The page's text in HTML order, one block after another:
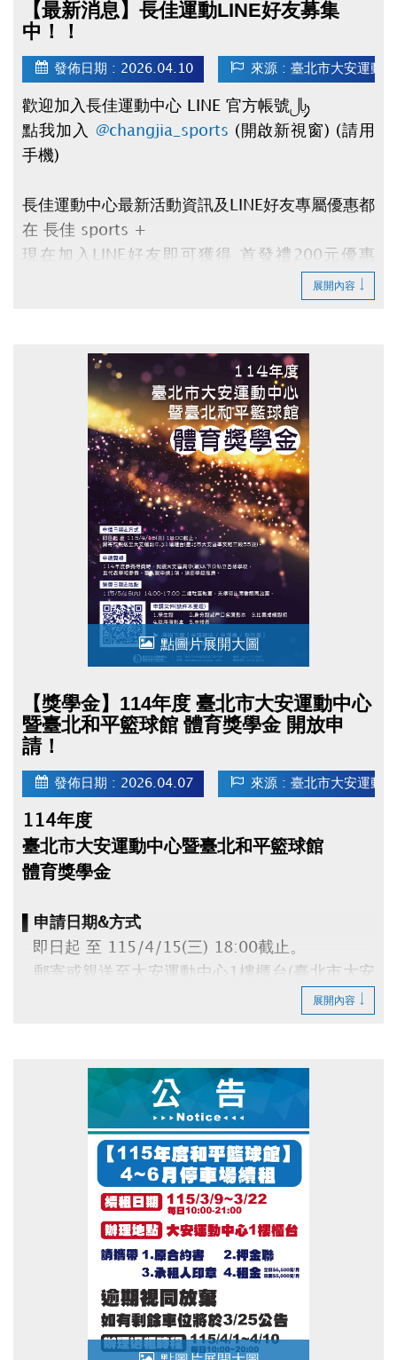
【最新消息】長佳運動LINE好友募集
中！！
發佈日期 : 2026.04.10 來源 : 臺北市大安運動
歡迎加入長佳運動中心 LINE 官方帳號：
點我加入 @changjia_sports (開啟新視窗) (請用
手機)
長佳運動中心最新活動資訊及LINE好友專屬優惠都
在 長佳 sports +
現在加入 LINE好友 即可獲得 首發禮200元優惠
展開內容
點圖片展開大圖
【獎學金】114年度 臺北市大安運動中心
暨臺北和平籃球館 體育獎學金 開放申
請！
發佈日期 : 2026.04.07 來源 : 臺北市大安運動
114年度
臺北市大安運動中心暨臺北和平籃球館
體育獎學金
▌申請日期&方式
即日起 至 115/4/15(三) 18:00截止。
郵寄或親送至大安運動中心1樓櫃台(臺北市大安
114年度參賽得獎時，就讀大安區高中(職)以下
且代表學校參賽。每人限申請1項，須由學校推
▌領獎日期&地點
115/5/16(六) 14:00-17:00 二樓社區教室，未
準時出席者視同放棄。
！詳細規範請參閱申請辦法！
★點我下載【申請辦法 / 申請表 / 委託書】★
展開內容